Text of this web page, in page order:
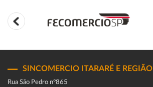
SINCOMERCIO ITARARÉ E REGIÃO
Rua São Pedro n°865